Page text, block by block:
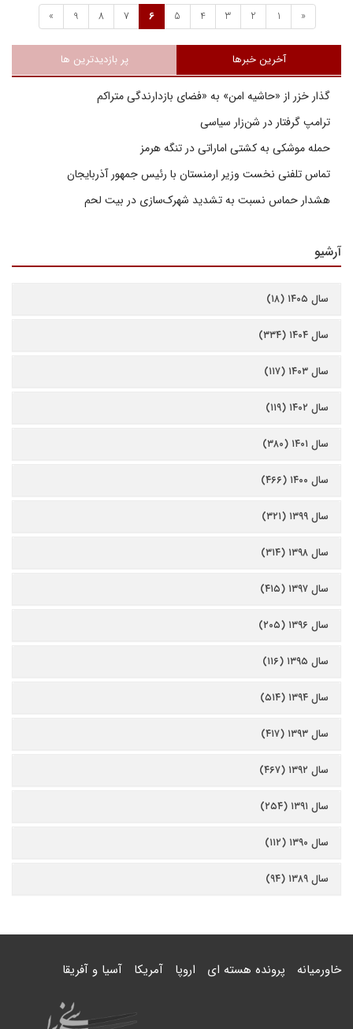
«
1
2
3
4
5
6
7
8
9
»
آخرین خبرها پر بازدیدترین ها
گذار خزر از «حاشیه امن» به «فضای بازدارندگی متراکم
ترامپ گرفتار در شن‌زار سیاسی
حمله موشکی به کشتی اماراتی در تنگه هرمز
تماس تلفنی نخست وزیر ارمنستان با رئیس جمهور آذربایجان
هشدار حماس نسبت به تشدید شهرک‌سازی در بیت‌ لحم
آرشیو
سال ۱۴۰۵ (۱۸)
سال ۱۴۰۴ (۳۳۴)
سال ۱۴۰۳ (۱۱۷)
سال ۱۴۰۲ (۱۱۹)
سال ۱۴۰۱ (۳۸۰)
سال ۱۴۰۰ (۴۶۶)
سال ۱۳۹۹ (۳۲۱)
سال ۱۳۹۸ (۳۱۴)
سال ۱۳۹۷ (۴۱۵)
سال ۱۳۹۶ (۲۰۵)
سال ۱۳۹۵ (۱۱۶)
سال ۱۳۹۴ (۵۱۴)
سال ۱۳۹۳ (۴۱۷)
سال ۱۳۹۲ (۴۶۷)
سال ۱۳۹۱ (۲۵۴)
سال ۱۳۹۰ (۱۱۲)
سال ۱۳۸۹ (۹۴)
خاورمیانه پرونده هسته ای اروپا آمریکا آسیا و آفریقا